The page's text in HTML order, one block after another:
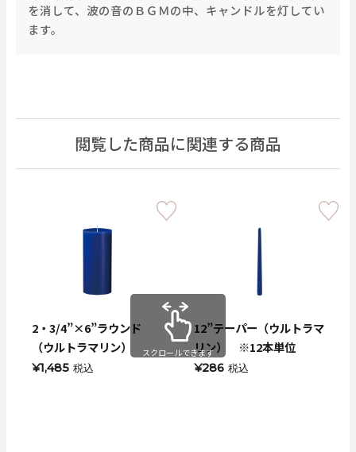
を消して、波の音のＢＧＭの中、キャンドルを灯してい
ます。
閲覧した商品に関連する商品
2・3/4”×6”ラウンド
（ウルトラマリン）
¥1,485 税込
12”テーパー（ウルトラマ
リン） ※12本単位
¥286 税込
スクロールできます